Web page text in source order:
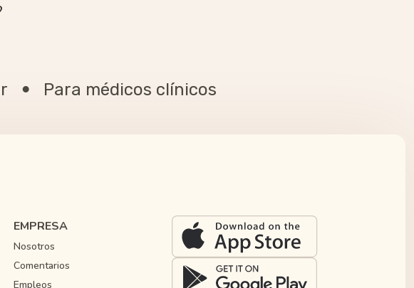
Para médicos clínicos
EMPRESA
Nosotros
Comentarios
Empleos